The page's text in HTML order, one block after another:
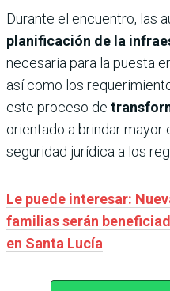
Durante el encuentro, las
planificación de la
necesaria para la puesta
así como los
este proceso de
orientado a brindar
seguridad jurídica a los
Le puede interesar:
familias serán
en Santa Lucía